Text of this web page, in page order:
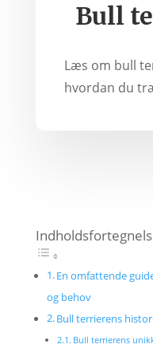
Bull
Læs om bull
hvordan du
En omfattende
og behov
Bull terrierens
Bull terrierens